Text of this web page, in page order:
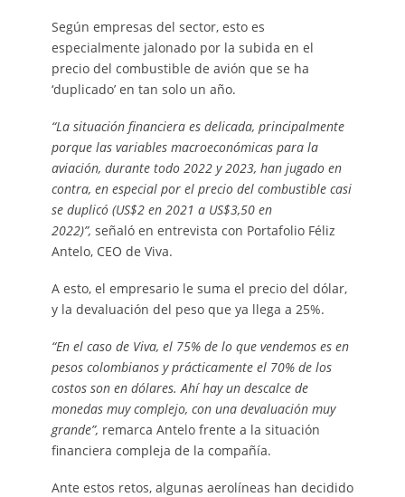
Según empresas del sector, esto es
especialmente jalonado por la subida en el
precio del combustible de avión que se ha
‘duplicado’ en tan solo un año.
“La situación financiera es delicada, principalmente
porque las variables macroeconómicas para la
aviación, durante todo 2022 y 2023, han jugado en
contra, en especial por el precio del combustible casi
se duplicó (US$2 en 2021 a US$3,50 en
2022)”, señaló en entrevista con Portafolio Féliz
Antelo, CEO de Viva.
A esto, el empresario le suma el precio del dólar,
y la devaluación del peso que ya llega a 25%.
“En el caso de Viva, el 75% de lo que vendemos es en
pesos colombianos y prácticamente el 70% de los
costos son en dólares. Ahí hay un descalce de
monedas muy complejo, con una devaluación muy
grande”, remarca Antelo frente a la situación
financiera compleja de la compañía.
Ante estos retos, algunas aerolíneas han decidido